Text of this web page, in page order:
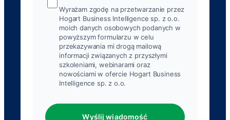
Wyrażam zgodę na przetwarzanie przez
Hogart Business Intelligence sp. z o.o.
moich danych osobowych podanych w
powyższym formularzu w celu
przekazywania mi drogą mailową
informacji związanych z przyszłymi
szkoleniami, webinarami oraz
nowościami w ofercie Hogart Business
Intelligence sp. z o.o.
Wyślij wiadomość